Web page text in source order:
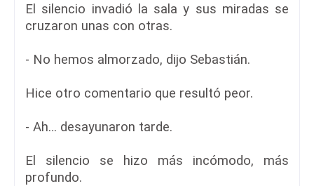
El silencio invadió la sala y sus miradas se
cruzaron unas con otras.
- No hemos almorzado, dijo Sebastián.
Hice otro comentario que resultó peor.
- Ah… desayunaron tarde.
El silencio se hizo más incómodo, más
profundo.